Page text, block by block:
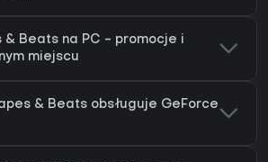
& Beats na PC - promocje i
miejscu
& Beats obsługuje GeForce